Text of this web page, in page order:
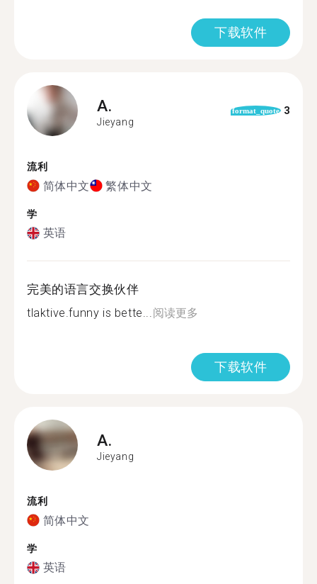
下载软件
A.
Jieyang
format_quote 3
流利
简体中文 繁体中文
学
英语
完美的语言交换伙伴
tlaktive.funny is bette...阅读更多
下载软件
A.
Jieyang
流利
简体中文
学
英语